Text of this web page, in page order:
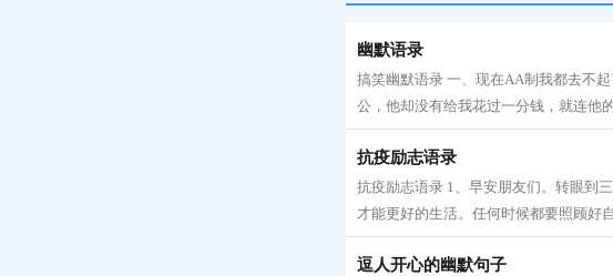
幽默语录
搞笑幽默语录 一、现在AA制我都去不
公，他却没有给我花过一分钱，就连他
抗疫励志语录
抗疫励志语录 1、早安朋友们。转眼到
才能更好的生活。任何时候都要照顾好
逗人开心的幽默句子